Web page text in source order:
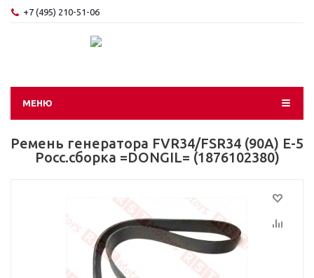
+7 (495) 210-51-06
МЕНЮ
Ремень генератора FVR34/FSR34 (90A) Е-5
Росс.сборка =DONGIL= (1876102380)